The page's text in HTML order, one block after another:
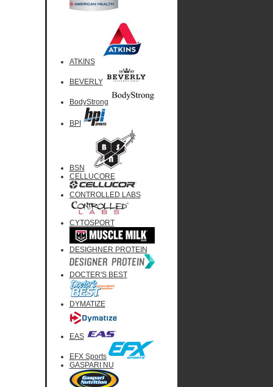
ATKINS
BEVERLY
BodyStrong
BPI
BSN
CELLUCORE
CONTROLLED LABS
CYTOSPORT
DESIGHNER PROTEIN
DOCTER'S BEST
DYMATIZE
EAS
EFX Sports
GASPARI NU